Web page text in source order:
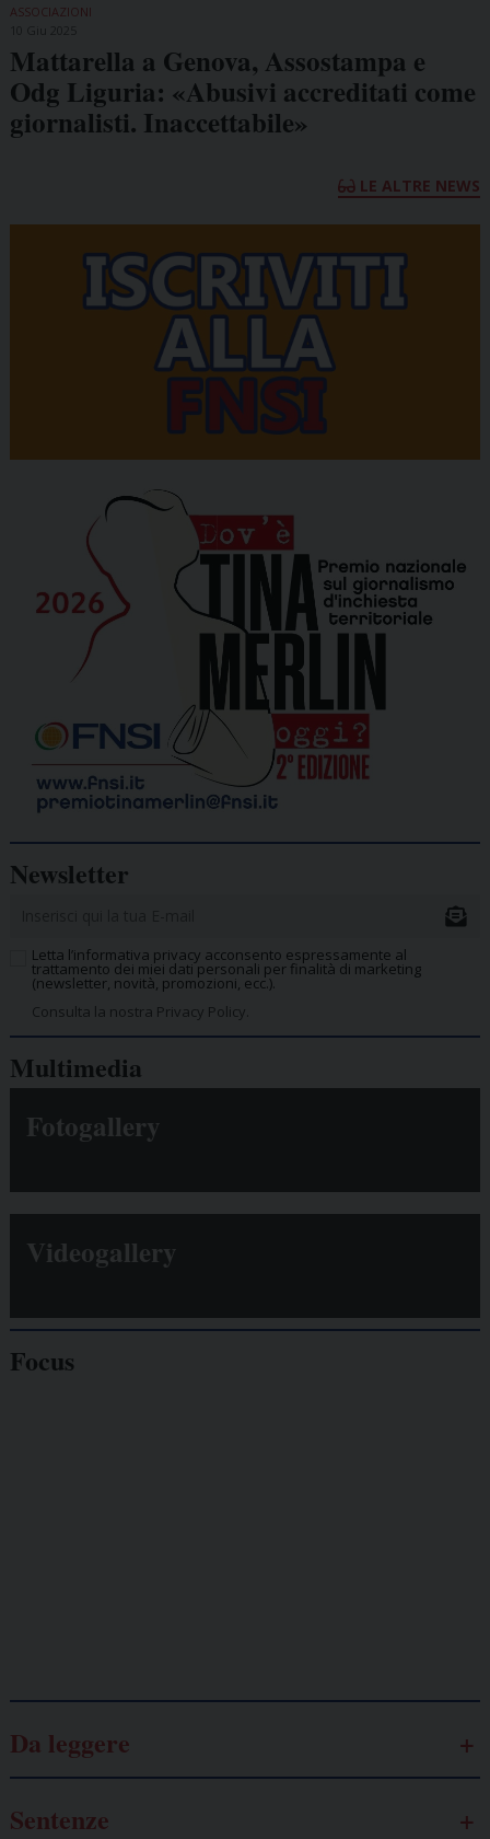
ASSOCIAZIONI
Mattarella a Genova, Assostampa e
Odg Liguria: «Abusivi accreditati come
giornalisti. Inaccettabile»
LE ALTRE NEWS
Newsletter
Letta l’informativa privacy acconsento espressamente al
trattamento dei miei dati personali per finalità di marketing
(newsletter, novità, promozioni, ecc.).
Consulta la nostra Privacy Policy.
Multimedia
Fotogallery
Videogallery
Focus
Da leggere
Sentenze